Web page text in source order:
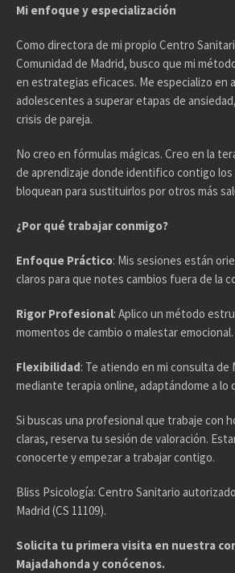
Mi enfoque y especialización
Como directora de mi propio Centro
Comunidad de Madrid, busco que mi
en estrategias eficaces. Me especializo en
adolescentes a superar etapas de
crisis de pareja.
No creo en fórmulas mágicas. Creo en la
de aprendizaje donde identifico contigo
bloquean para sustituirlos por otros más
¿Por qué trabajar conmigo?
Enfoque Práctico: Mis sesiones están
claros para que notes cambios fuera de la
Rigor Profesional: Aplico un método
momentos de cambio o malestar emocional.
Flexibilidad: Te atiendo en mi consulta de
mediante terapia online, adaptándome a lo
Si buscas una profesional que trabaje con
claras, reserva tu sesión de valoración.
conocerte y empezar a trabajar contigo.
Bliss Psicología: Centro Sanitario
Madrid (CS 11109).
Solicita tu primera visita en nuestra
Majadahonda y conócenos.